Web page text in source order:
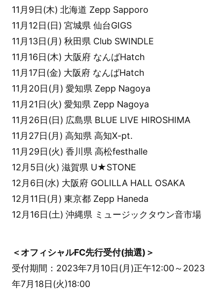
11月9日(木) 北海道 Zepp Sapporo
11月12日(日) 宮城県 仙台GIGS
11月13日(月) 秋田県 Club SWINDLE
11月16日(木) 大阪府 なんばHatch
11月17日(金) 大阪府 なんばHatch
11月20日(月) 愛知県 Zepp Nagoya
11月21日(火) 愛知県 Zepp Nagoya
11月26日(日) 広島県 BLUE LIVE HIROSHIMA
11月27日(月) 高知県 高知X-pt.
11月29日(火) 香川県 高松festhalle
12月5日(火) 滋賀県 U★STONE
12月6日(水) 大阪府 GOLILLA HALL OSAKA
12月11日(月) 東京都 Zepp Haneda
12月16日(土) 沖縄県 ミュージックタウン音市場
＜オフィシャルFC先行受付(抽選)＞
受付期間：2023年7月10日(月)正午12:00～2023
年7月18日(火)18:00